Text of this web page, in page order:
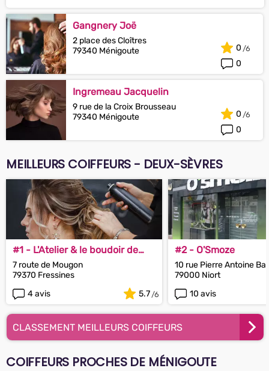
Gangnery Joë
2 place des Cloîtres
79340 Ménigoute
0
0
Ingremeau Jacquelin
9 rue de la Croix Brousseau
79340 Ménigoute
0
0
MEILLEURS COIFFEURS - DEUX-SÈVRES
#1 - L'Atelier & le boudoir de
Valentine
7 route de Mougon
79370 Fressines
4 avis
5.7
#2 - O'Smoze
10 rue Pierre Antoine
79000 Niort
10 avis
CLASSEMENT MEILLEURS COIFFEURS
COIFFEURS PROCHES DE MÉNIGOUTE